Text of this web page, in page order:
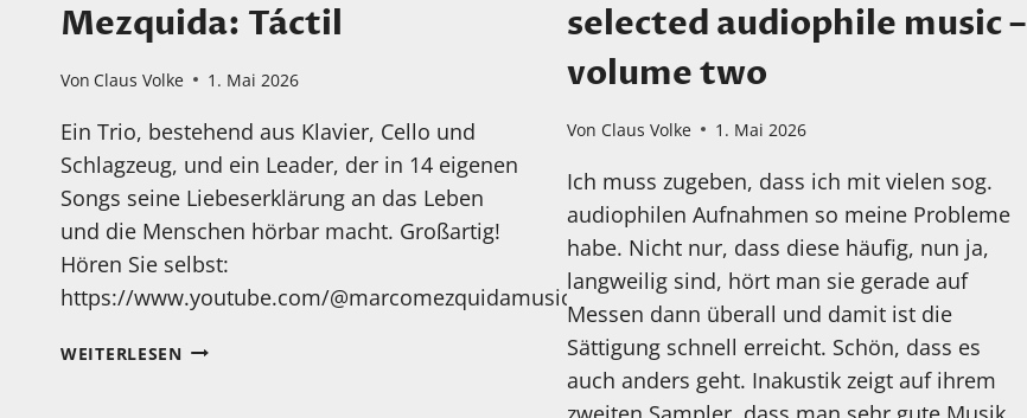
Mezquida: Táctil
Von Claus Volke 1. Mai 2026
Ein Trio, bestehend aus Klavier, Cello und
Schlagzeug, und ein Leader, der in 14 eigenen
Songs seine Liebeserklärung an das Leben
und die Menschen hörbar macht. Großartig!
Hören Sie selbst:
https://www.youtube.com/@marcomezquidamusic/videos
WEITERLESENMEIN
selected audiophile music –
volume two
Von Claus Volke 1. Mai 2026
Ich muss zugeben, dass ich mit vielen sog.
audiophilen Aufnahmen so meine Probleme
habe. Nicht nur, dass diese häufig, nun ja,
langweilig sind, hört man sie gerade auf
Messen dann überall und damit ist die
Sättigung schnell erreicht. Schön, dass es
auch anders geht. Inakustik zeigt auf ihrem